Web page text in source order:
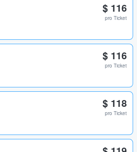
$ 116
pro Ticket
$ 116
pro Ticket
$ 118
pro Ticket